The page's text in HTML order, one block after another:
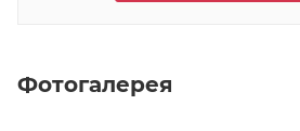
Фотогалерея